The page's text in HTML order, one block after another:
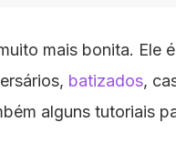
mais bonita. Ele
batizados,
alguns tutoriais